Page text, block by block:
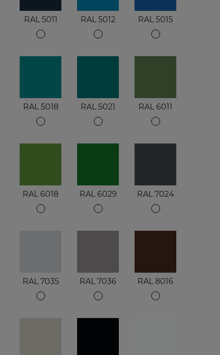
RAL 5011 RAL 5012 RAL 5015
RAL 5018 RAL 5021 RAL 6011
RAL 6018 RAL 6029 RAL 7024
RAL 7035 RAL 7036 RAL 8016